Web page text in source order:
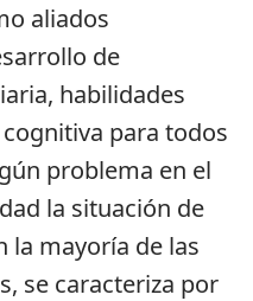
aliados
de
habilidades
para todos
problema en el
la situación de
la mayoría de las
se caracteriza por